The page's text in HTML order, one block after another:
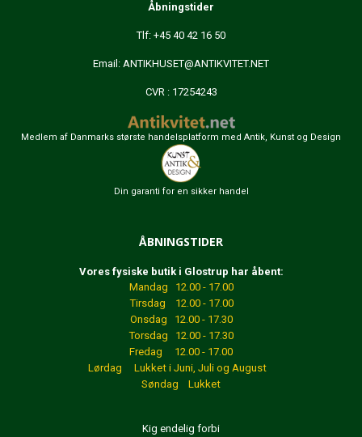
Åbningstider
Tlf: +45 40 42 16 50
Email: ANTIKHUSET@ANTIKVITET.NET
CVR : 17254243
Medlem af Danmarks største handelsplatform med Antik, Kunst og Design
Din garanti for en sikker handel
ÅBNINGSTIDER
Vores fysiske butik i Glostrup har åbent:
Mandag 12.00 - 17.00
Tirsdag 12.00 - 17.00
Onsdag 12.00 - 17.30
Torsdag 12.00 - 17.30
Fredag 12.00 - 17.00
Lørdag Lukket i Juni, Juli og August
Søndag Lukket
Kig endelig forbi